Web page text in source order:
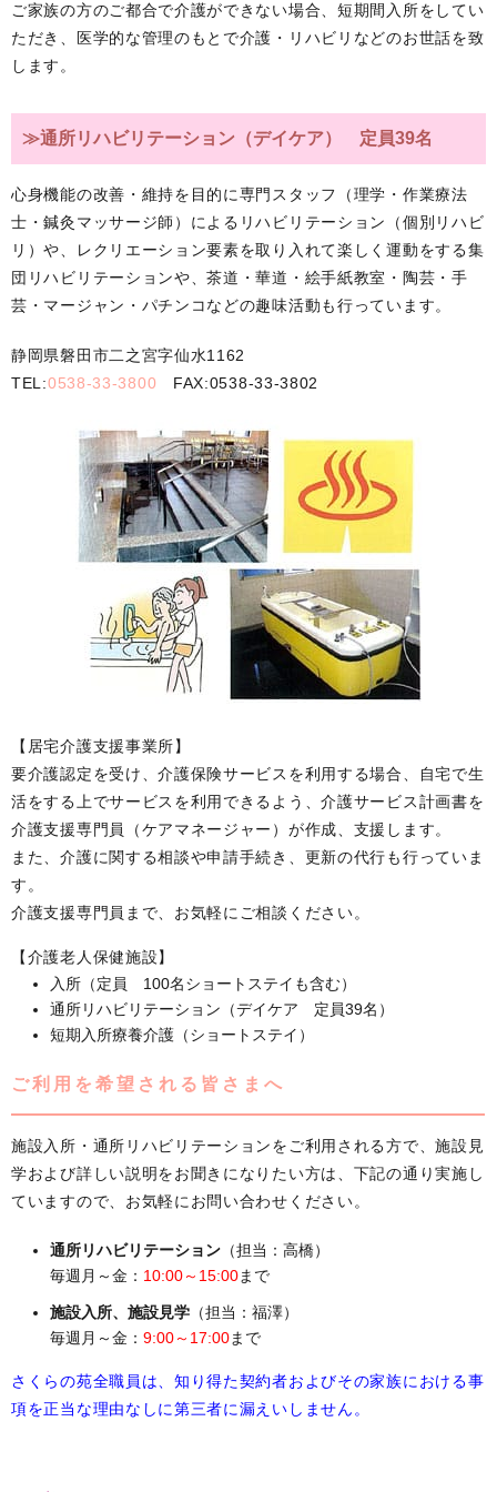
ご家族の方のご都合で介護ができない場合、短期間入所をしてい
ただき、医学的な管理のもとで介護・リハビリなどのお世話を致
します。
≫通所リハビリテーション（デイケア） 定員39名
心身機能の改善・維持を目的に専門スタッフ（理学・作業療法
士・鍼灸マッサージ師）によるリハビリテーション（個別リハビ
リ）や、レクリエーション要素を取り入れて楽しく運動をする集
団リハビリテーションや、茶道・華道・絵手紙教室・陶芸・手
芸・マージャン・パチンコなどの趣味活動も行っています。
静岡県磐田市二之宮字仙水1162
TEL:0538-33-3800 FAX:0538-33-3802
【居宅介護支援事業所】
要介護認定を受け、介護保険サービスを利用する場合、自宅で生
活をする上でサービスを利用できるよう、介護サービス計画書を
介護支援専門員（ケアマネージャー）が作成、支援します。
また、介護に関する相談や申請手続き、更新の代行も行っていま
す。
介護支援専門員まで、お気軽にご相談ください。
【介護老人保健施設】
入所（定員 100名ショートステイも含む）
通所リハビリテーション（デイケア 定員39名）
短期入所療養介護（ショートステイ）
ご利用を希望される皆さまへ
施設入所・通所リハビリテーションをご利用される方で、施設見
学および詳しい説明をお聞きになりたい方は、下記の通り実施し
ていますので、お気軽にお問い合わせください。
通所リハビリテーション （担当：高橋）
毎週月～金： 10:00～15:00まで
施設入所、施設見学 （担当：福澤）
毎週月～金： 9:00～17:00まで
さくらの苑全職員は、知り得た契約者およびその家族における事
項を正当な理由なしに第三者に漏えいしません。